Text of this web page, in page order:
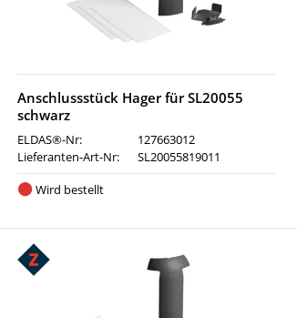
Anschlussstück Hager für SL20055
schwarz
ELDAS®-Nr:
127663012
Lieferanten-Art-Nr:
SL20055819011
Wird bestellt